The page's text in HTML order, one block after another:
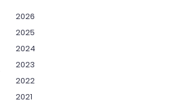
2026
2025
2024
2023
2022
2021